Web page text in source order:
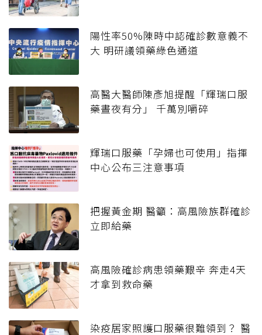
陽性率50%陳時中認確診數意義不
大 明研議領藥綠色通道
高醫大醫師陳彥旭提醒「輝瑞口服
藥晝夜有分」 千萬別嚼碎
輝瑞口服藥「孕婦也可使用」指揮
中心公布三注意事項
把握黃金期 醫籲：高風險族群確診
立即給藥
高風險確診病患領藥艱辛 奔走4天
才拿到救命藥
染疫居家照護口服藥很難領到？ 醫